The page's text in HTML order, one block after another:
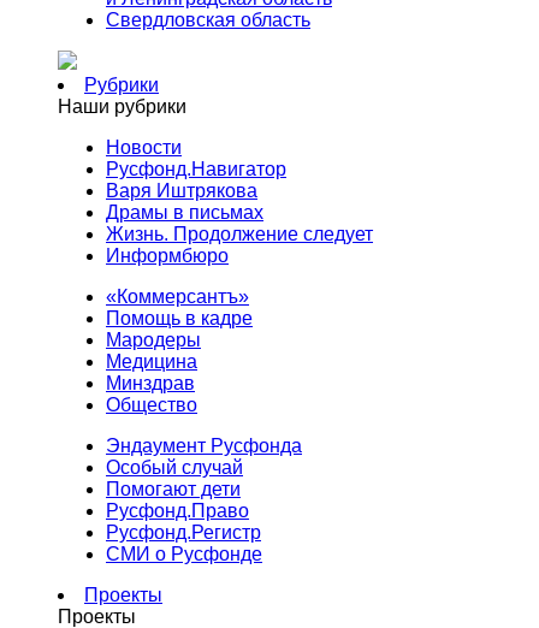
Свердловская область
Рубрики
Наши рубрики
Новости
Русфонд.Навигатор
Варя Иштрякова
Драмы в письмах
Жизнь. Продолжение следует
Информбюро
«Коммерсантъ»
Помощь в кадре
Мародеры
Медицина
Минздрав
Общество
Эндаумент Русфонда
Особый случай
Помогают дети
Русфонд.Право
Русфонд.Регистр
СМИ о Русфонде
Проекты
Проекты